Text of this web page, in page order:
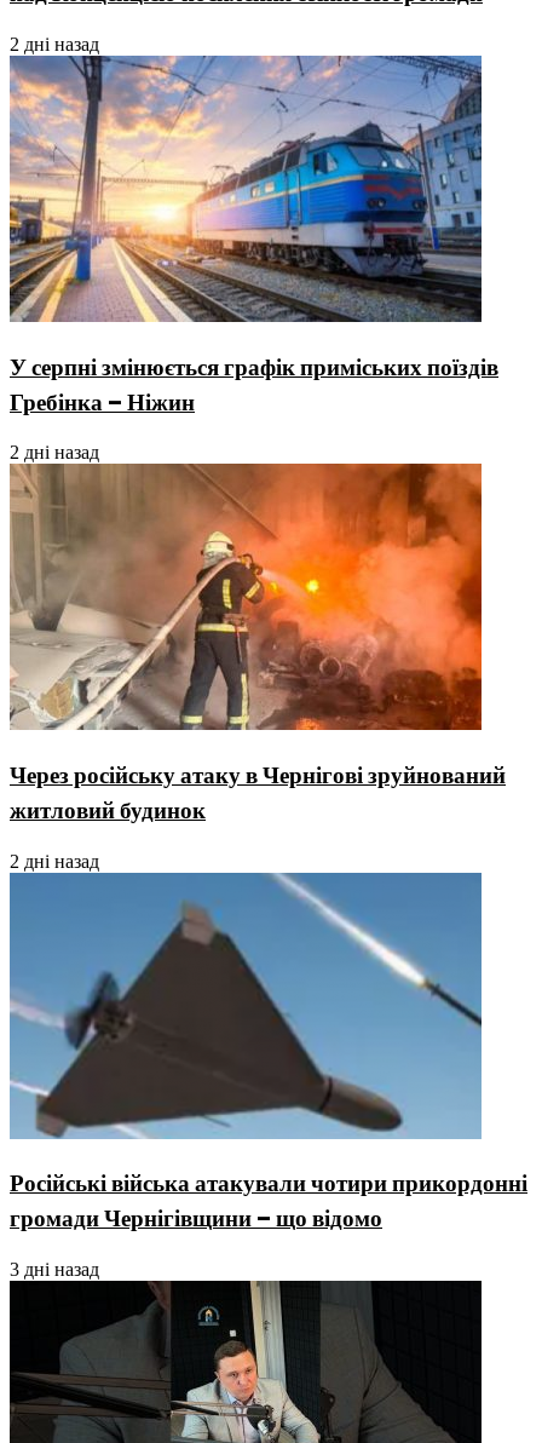
2 дні назад
У серпні змінюється графік приміських поїздів
Гребінка – Ніжин
2 дні назад
Через російську атаку в Чернігові зруйнований
житловий будинок
2 дні назад
Російські війська атакували чотири прикордонні
громади Чернігівщини – що відомо
3 дні назад